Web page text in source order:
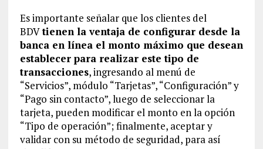
Es importante señalar que los clientes del
BDVtienen la ventaja de configurar desde la
banca en línea el monto máximo que desean
establecer para realizar este tipo de
transacciones, ingresando al menú de
“Servicios”, módulo “Tarjetas”, “Configuración” y
“Pago sin contacto”, luego de seleccionar la
tarjeta, pueden modificar el monto en la opción
“Tipo de operación”; finalmente, aceptar y
validar con su método de seguridad, para así